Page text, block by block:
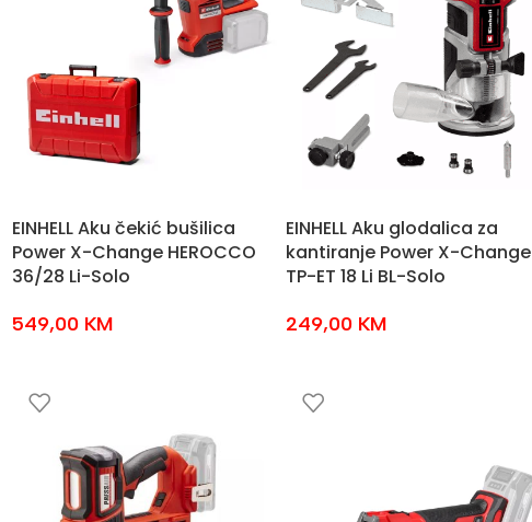
EINHELL Aku čekić bušilica
Power X-Change HEROCCO
36/28 Li-Solo
549,00 KM
EINHELL Aku glodalica za
kantiranje Power X-Change
TP-ET 18 Li BL-Solo
249,00 KM